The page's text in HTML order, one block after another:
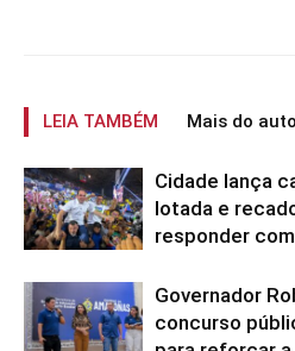
LEIA TAMBÉM Mais do
Cidade lança
lotada e
responder
Governador
concurso